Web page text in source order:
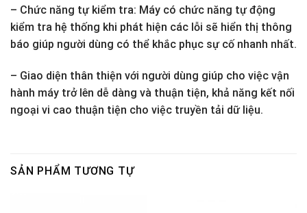
– Chức năng tự kiểm tra: Máy có chức năng tự động
kiểm tra hệ thống khi phát hiện các lỗi sẽ hiển thị thông
báo giúp người dùng có thể khắc phục sự cố nhanh nhất.
– Giao diện thân thiện với người dùng giúp cho việc vận
hành máy trở lên dễ dàng và thuận tiện, khả năng kết nối
ngoại vi cao thuận tiện cho việc truyền tải dữ liệu.
SẢN PHẨM TƯƠNG TỰ